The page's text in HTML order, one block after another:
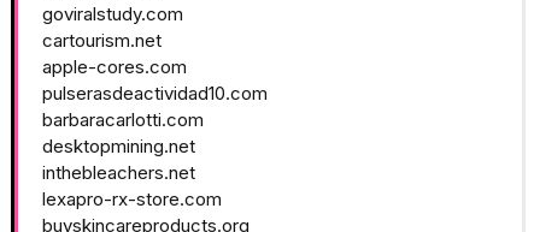
goviralstudy.com
cartourism.net
apple-cores.com
pulserasdeactividad10.com
barbaracarlotti.com
desktopmining.net
inthebleachers.net
lexapro-rx-store.com
buyskincareproducts.org